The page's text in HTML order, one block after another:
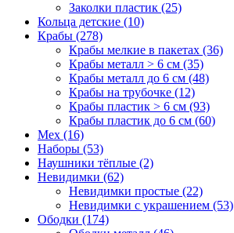
Заколки пластик (25)
Кольца детские (10)
Крабы (278)
Крабы мелкие в пакетах (36)
Крабы металл > 6 см (35)
Крабы металл до 6 см (48)
Крабы на трубочке (12)
Крабы пластик > 6 см (93)
Крабы пластик до 6 см (60)
Мех (16)
Наборы (53)
Наушники тёплые (2)
Невидимки (62)
Невидимки простые (22)
Невидимки с украшением (53)
Ободки (174)